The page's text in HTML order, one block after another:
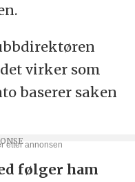
virker som
baserer saken
følger ham